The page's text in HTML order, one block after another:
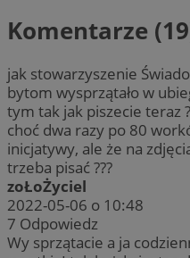
Komentarze
jak stowarzyszenie
bytom wysprzątało w
tym tak jak piszecie teraz
choć dwa razy po 80
inicjatywy, ale że na
trzeba pisać ???
zoŁoŻyciel
2022-05-06 o 10:48
7 Odpowiedz
Wy sprzątacie a ja